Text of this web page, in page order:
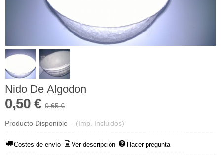
Nido De Algodon
0,50 € 0,65 €
Producto Disponible - (Imp. Incluidos)
Costes de envío Ver descripción Hacer pregunta